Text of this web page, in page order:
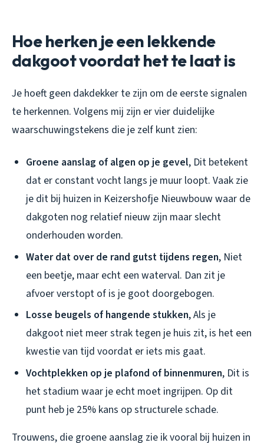
Hoe herken je een lekkende
dakgoot voordat het te laat is
Je hoeft geen dakdekker te zijn om de eerste signalen
te herkennen. Volgens mij zijn er vier duidelijke
waarschuwingstekens die je zelf kunt zien:
Groene aanslag of algen op je gevel, Dit betekent
dat er constant vocht langs je muur loopt. Vaak zie
je dit bij huizen in Keizershofje Nieuwbouw waar de
dakgoten nog relatief nieuw zijn maar slecht
onderhouden worden.
Water dat over de rand gutst tijdens regen, Niet
een beetje, maar echt een waterval. Dan zit je
afvoer verstopt of is je goot doorgebogen.
Losse beugels of hangende stukken, Als je
dakgoot niet meer strak tegen je huis zit, is het een
kwestie van tijd voordat er iets mis gaat.
Vochtplekken op je plafond of binnenmuren, Dit is
het stadium waar je echt moet ingrijpen. Op dit
punt heb je 25% kans op structurele schade.
Trouwens, die groene aanslag zie ik vooral bij huizen in